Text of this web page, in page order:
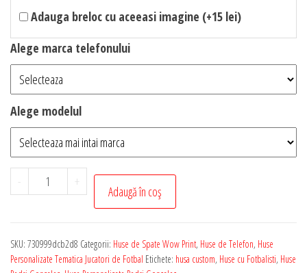
Adauga breloc cu aceeasi imagine (+15 lei)
Alege marca telefonului
Alege modelul
-
Cantitate
Husa
Personalizata
+
Adaugă în coș
SKU: 730999dcb2d8 Categorii: Huse de Spate Wow Print, Huse de Telefon, Huse
Personalizate Tematica Jucatori de Fotbal Etichete: husa custom, Huse cu Fotbalisti, Huse